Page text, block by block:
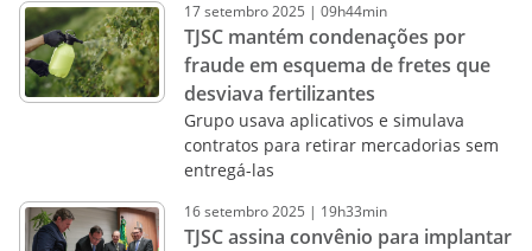
17setembro2025 | 09h44min
TJSC mantém condenações por
fraude em esquema de fretes que
desviava fertilizantes
Grupo usava aplicativos e simulava
contratos para retirar mercadorias sem
entregá-las
16setembro2025 | 19h33min
TJSC assina convênio para implantar